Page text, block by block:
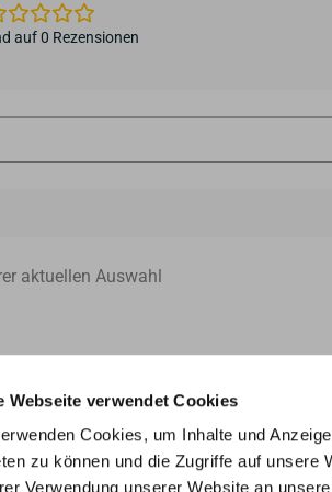
Webseite verwendet Cookies
Cookies, um Inhalte und
zu können und die Zugriffe auf unsere
Verwendung unserer Website an
auf 0 Rezensionen
aktuellen Auswahl
und erstellen ein 3D-Modell Ihres